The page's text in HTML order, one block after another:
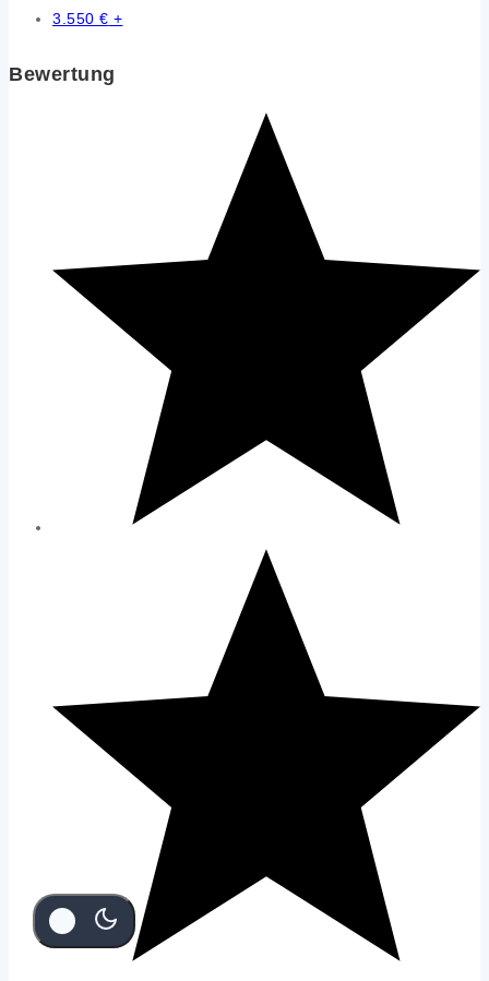
3.550 € +
Bewertung